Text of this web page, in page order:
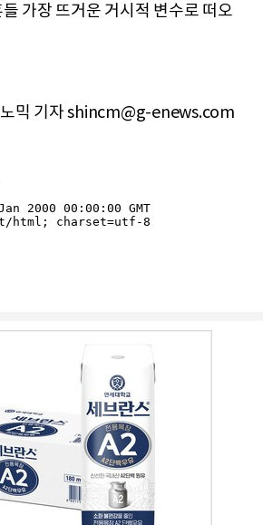
가장 뜨거운 거시적 변수로 떠오
믹 기자 shincm@g-enews.com